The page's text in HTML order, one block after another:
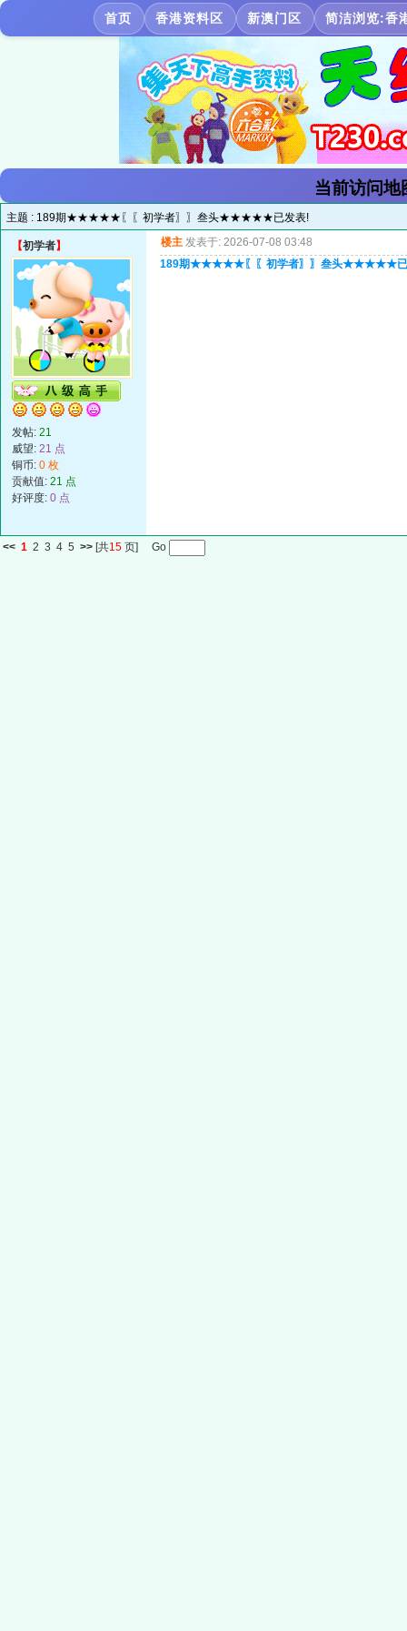
首页 香港资料区 新澳门区 简洁浏览:香
当前访问地
主题 : 189期★★★★★〖〖初学者〗〗叁头★★★★★已发表!
【初学者】
发帖: 21
威望: 21 点
铜币: 0 枚
贡献值: 21 点
好评度: 0 点
楼主 发表于: 2026-07-08 03:48
189期★★★★★〖〖初学者〗〗叁头★★★★★已
<< 1 2 3 4 5 >> [共15 页] Go